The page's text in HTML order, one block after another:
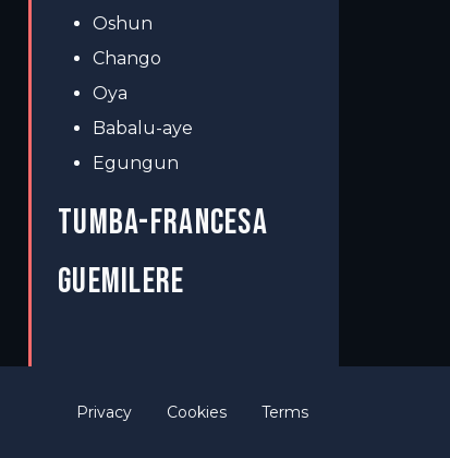
Oshun
Chango
Oya
Babalu-aye
Egungun
TUMBA-FRANCESA
GUEMILERE
Privacy Cookies Terms